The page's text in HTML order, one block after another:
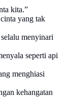
kita.”
yang tak
menyinari
seperti api
menghiasi
kehangatan